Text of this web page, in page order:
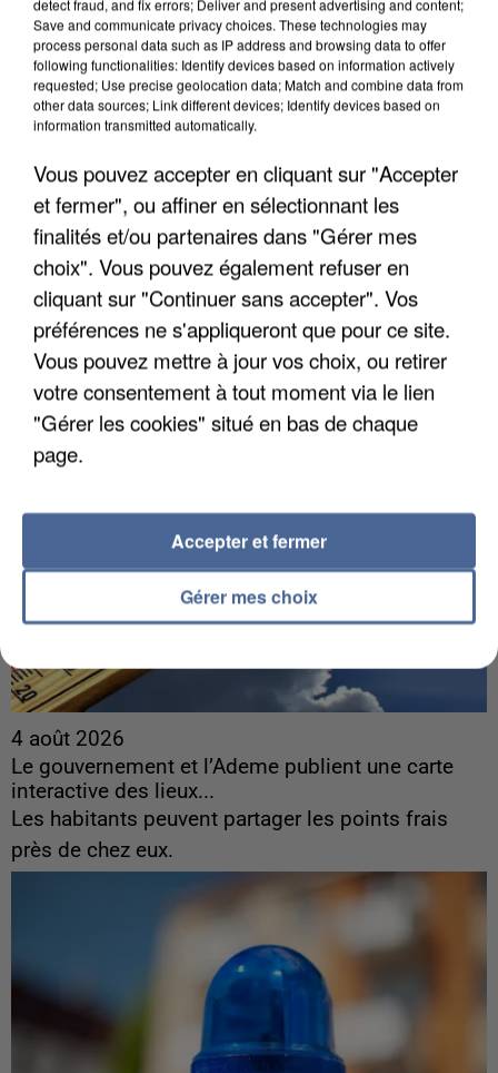
5 août 2026
Une enquête ouverte à Marseille après la
découverte d’un enfant de...
Trois personnes ont été placées en garde à vue.
4 août 2026
Le gouvernement et l’Ademe publient une carte
interactive des lieux...
Les habitants peuvent partager les points frais
près de chez eux.
detect fraud, and fix errors; Deliver and present advertising and content;
Save and communicate privacy choices. These technologies may
process personal data such as IP address and browsing data to offer
following functionalities: Identify devices based on information actively
requested; Use precise geolocation data; Match and combine data from
other data sources; Link different devices; Identify devices based on
information transmitted automatically.
Vous pouvez accepter en cliquant sur "Accepter
et fermer", ou affiner en sélectionnant les
finalités et/ou partenaires dans "Gérer mes
choix". Vous pouvez également refuser en
cliquant sur "Continuer sans accepter". Vos
préférences ne s'appliqueront que pour ce site.
Vous pouvez mettre à jour vos choix, ou retirer
votre consentement à tout moment via le lien
"Gérer les cookies" situé en bas de chaque
page.
Gérer mes choix
Accepter et fermer